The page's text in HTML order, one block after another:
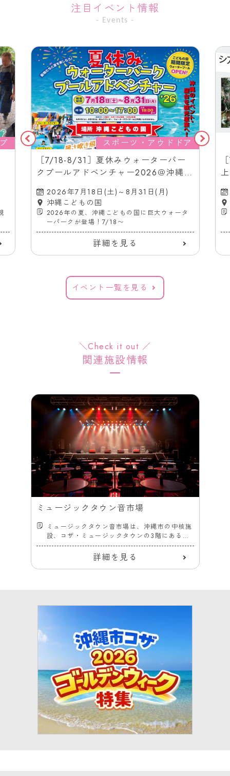
注目イベント情報
- Events -
スポーツ・アウドドア
［7/18-8/31］夏休みウォーターパー
クプールアドベンチャー2026＠沖縄こ
2026年7月18日(土)～8月31日(月)
沖縄こどもの国
2026年の夏、沖縄こどもの国に巨大ウォータ
ーパークが登場！7/18〜
詳細を見る
イベント一覧を見る
＼Check it out ／
関連施設情報
ミュージックタウン音市場
ミュージックタウン音市場は、沖縄市の中核施
設、コザ・ミュージックタウンの3階にある多
目的ホール
詳細を見る